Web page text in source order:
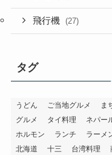
飛行機 (27)
タグ
うどん ご当地グルメ ま
グルメ
タイ料理 ネパー
ホルモン
ランチ ラーメ
北海道
十三 台湾料理